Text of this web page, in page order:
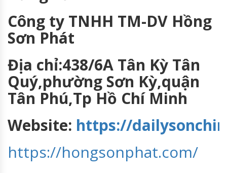
Công ty TNHH TM-DV Hồng
Sơn Phát
Địa chỉ:438/6A Tân Kỳ Tân
Quý,phường Sơn Kỳ,quận
Tân Phú,Tp Hồ Chí Minh
Website: https://
https://hongsonphat.com/